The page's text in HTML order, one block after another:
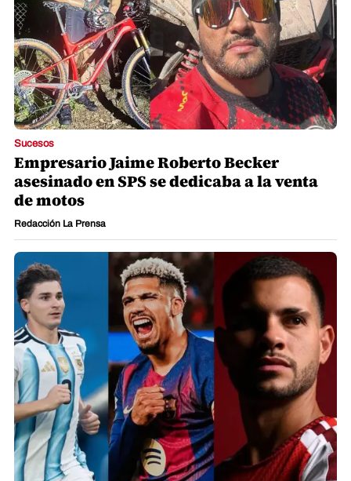
Sucesos
Empresario Jaime Roberto Becker
asesinado en SPS se dedicaba a la venta
de motos
Redacción La Prensa